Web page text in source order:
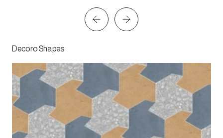
Decoro Shapes